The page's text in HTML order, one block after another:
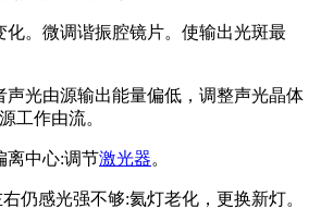
化。微调谐振腔镜片。使输出光斑最
声光由源输出能量偏低，调整声光晶体
工作由流。
离中心:调节激光器。
仍感光强不够:氦灯老化，更换新灯。